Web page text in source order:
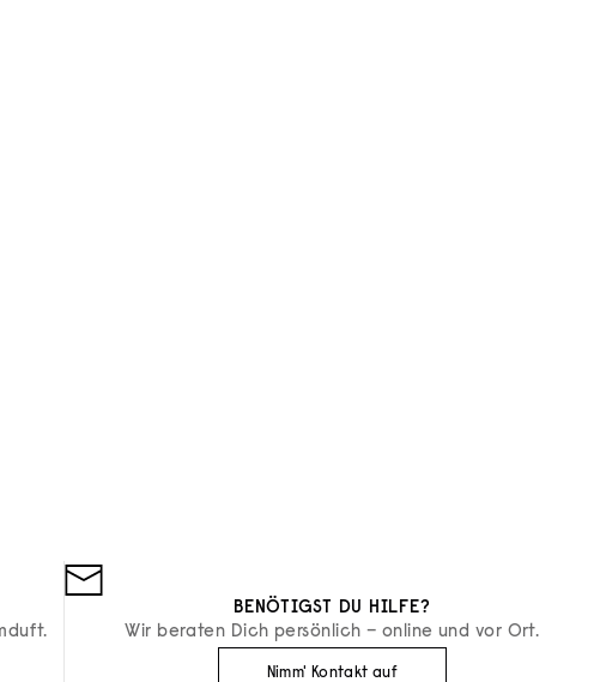
BENÖTIGST DU HILFE?
Wir beraten Dich persönlich – online und vor Ort.
Nimm' Kontakt auf